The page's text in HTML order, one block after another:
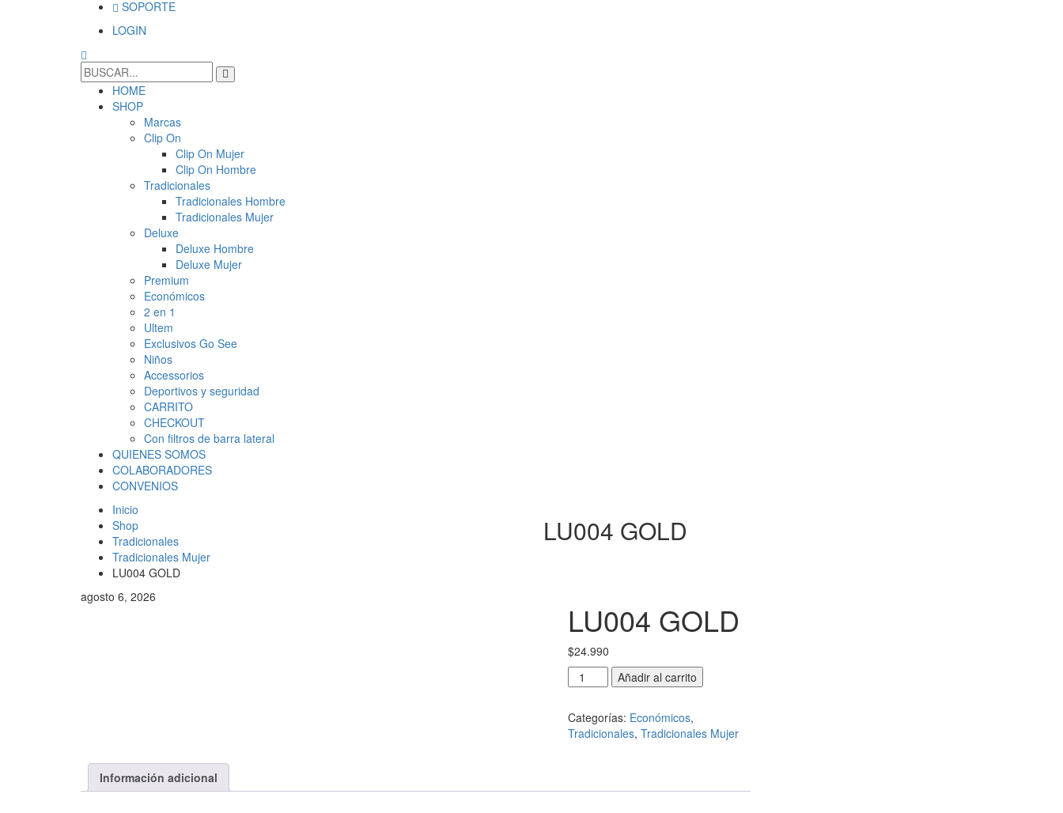
SOPORTE
LOGIN
HOME
SHOP
Marcas
Clip On
Clip On Mujer
Clip On Hombre
Tradicionales
Tradicionales Hombre
Tradicionales Mujer
Deluxe
Deluxe Hombre
Deluxe Mujer
Premium
Económicos
2 en 1
Ultem
Exclusivos Go See
Niños
Accessorios
Deportivos y seguridad
CARRITO
CHECKOUT
Con filtros de barra lateral
QUIENES SOMOS
COLABORADORES
CONVENIOS
Inicio
Shop
Tradicionales
Tradicionales Mujer
LU004 GOLD
agosto 6, 2026
LU004 GOLD
LU004 GOLD
$24.990
LU004
GOLD
Añadir al carrito
Categorías: Económicos,
Tradicionales,Tradicionales Mujer
Información adicional